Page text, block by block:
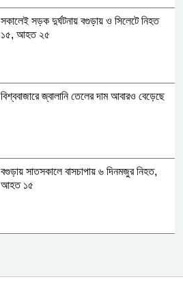
সকালেই সড়ক দুর্ঘটনায় বগুড়ায় ও সিলেটে নিহত
১৫, আহত ২৫
বিশ্ববাজারে জ্বালানি তেলের দাম আবারও বেড়েছে
বগুড়ায় সাতসকালে বাসচাপায় ৬ দিনমজুর নিহত,
আহত ১৫